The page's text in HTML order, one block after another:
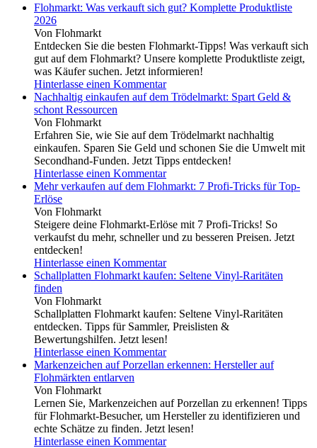
Flohmarkt: Was verkauft sich gut? Komplette Produktliste
2026
Von Flohmarkt
Entdecken Sie die besten Flohmarkt-Tipps! Was verkauft sich
gut auf dem Flohmarkt? Unsere komplette Produktliste zeigt,
was Käufer suchen. Jetzt informieren!
Hinterlasse einen Kommentar
Nachhaltig einkaufen auf dem Trödelmarkt: Spart Geld &
schont Ressourcen
Von Flohmarkt
Erfahren Sie, wie Sie auf dem Trödelmarkt nachhaltig
einkaufen. Sparen Sie Geld und schonen Sie die Umwelt mit
Secondhand-Funden. Jetzt Tipps entdecken!
Hinterlasse einen Kommentar
Mehr verkaufen auf dem Flohmarkt: 7 Profi-Tricks für Top-
Erlöse
Von Flohmarkt
Steigere deine Flohmarkt-Erlöse mit 7 Profi-Tricks! So
verkaufst du mehr, schneller und zu besseren Preisen. Jetzt
entdecken!
Hinterlasse einen Kommentar
Schallplatten Flohmarkt kaufen: Seltene Vinyl-Raritäten
finden
Von Flohmarkt
Schallplatten Flohmarkt kaufen: Seltene Vinyl-Raritäten
entdecken. Tipps für Sammler, Preislisten &
Bewertungshilfen. Jetzt lesen!
Hinterlasse einen Kommentar
Markenzeichen auf Porzellan erkennen: Hersteller auf
Flohmärkten entlarven
Von Flohmarkt
Lernen Sie, Markenzeichen auf Porzellan zu erkennen! Tipps
für Flohmarkt-Besucher, um Hersteller zu identifizieren und
echte Schätze zu finden. Jetzt lesen!
Hinterlasse einen Kommentar